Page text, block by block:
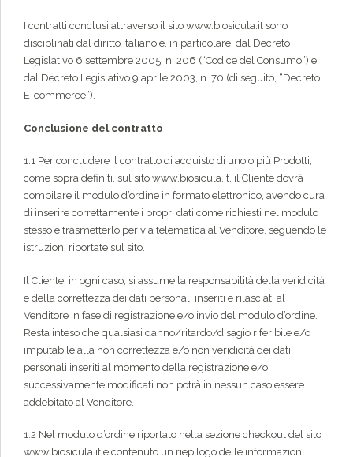
I contratti conclusi attraverso il sito www.biosicula.it sono
disciplinati dal diritto italiano e, in particolare, dal Decreto
Legislativo 6 settembre 2005, n. 206 (“Codice del Consumo”) e
dal Decreto Legislativo 9 aprile 2003, n. 70 (di seguito, “Decreto
E-commerce”).
Conclusione del contratto
1.1 Per concludere il contratto di acquisto di uno o più Prodotti,
come sopra definiti, sul sito www.biosicula.it, il Cliente dovrà
compilare il modulo d’ordine in formato elettronico, avendo cura
di inserire correttamente i propri dati come richiesti nel modulo
stesso e trasmetterlo per via telematica al Venditore, seguendo le
istruzioni riportate sul sito.
Il Cliente, in ogni caso, si assume la responsabilità della veridicità
e della correttezza dei dati personali inseriti e rilasciati al
Venditore in fase di registrazione e/o invio del modulo d’ordine.
Resta inteso che qualsiasi danno/ritardo/disagio riferibile e/o
imputabile alla non correttezza e/o non veridicità dei dati
personali inseriti al momento della registrazione e/o
successivamente modificati non potrà in nessun caso essere
addebitato al Venditore.
1.2 Nel modulo d’ordine riportato nella sezione checkout del sito
www.biosicula.it è contenuto un riepilogo delle informazioni